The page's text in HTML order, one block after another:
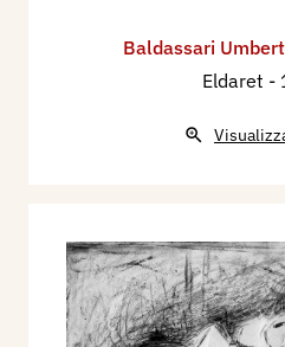
Baldassari
Eldaret -